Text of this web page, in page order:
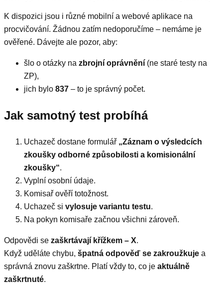
K dispozici jsou i různé mobilní a webové aplikace na
procvičování. Žádnou zatím nedoporučíme – nemáme je
ověřené. Dávejte ale pozor, aby:
šlo o otázky na zbrojní oprávnění (ne staré testy na
ZP),
jich bylo 837 – to je správný počet.
Jak samotný test probíhá
Uchazeč dostane formulář „Záznam o výsledcích
zkoušky odborné způsobilosti a komisionální
zkoušky“.
Vyplní osobní údaje.
Komisař ověří totožnost.
Uchazeč si vylosuje variantu testu.
Na pokyn komisaře začnou všichni zároveň.
Odpovědi se zaškrtávají křížkem – X.
Když uděláte chybu, špatná odpověď se zakroužkuje a
správná znovu zaškrtne. Platí vždy to, co je aktuálně
zaškrtnuté.